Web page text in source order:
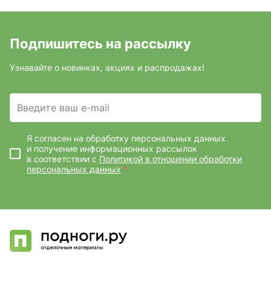
Подпишитесь на рассылку
Узнавайте о новинках, акциях и распродажах!
Введите ваш e-mail
Я согласен на обработку персональных данных
и получение информационных рассылок
в соответствии с Политикой в отношении обработки
персональных данных *